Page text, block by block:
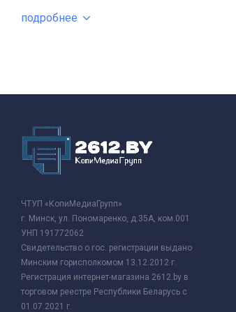
подробнее
ЧТУП «КопиМедиаГрупп»
г. Минск, ул. Пономаренко, д.35А, ком.001
УНП 191772062
Свидетельство о гос. регистрации выдано
Минским горисполкомом 13.12.2012 г.
Регистрация интернет-магазина 2612.by в
торговом реестре Республики Беларусь с
01.07.2021 г.